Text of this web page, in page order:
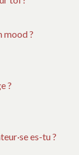
mood ?
?
es-tu ?